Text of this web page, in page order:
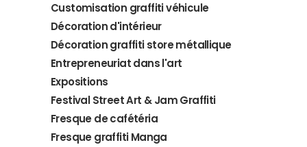
Customisation graffiti véhicule
Décoration d'intérieur
Décoration graffiti store métallique
Entrepreneuriat dans l'art
Expositions
Festival Street Art & Jam Graffiti
Fresque de cafétéria
Fresque graffiti Manga